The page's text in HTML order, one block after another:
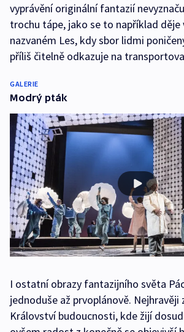
vyprávění originální fantazií
trochu tápe, jako se to například děje
nazvaném Les, kdy sbor lidmi
příliš čitelně odkazuje na
GALERIE
Modrý pták
I ostatní obrazy fantazijního světa
jednoduše až prvoplánově. Nejhravěji
Království budoucnosti, kde žijí